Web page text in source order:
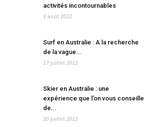
activités incontournables
3 août 2022
Surf en Australie : A la recherche
de la vague...
27 juillet 2022
Skier en Australie : une
expérience que l’on vous conseille
de...
20 juillet 2022